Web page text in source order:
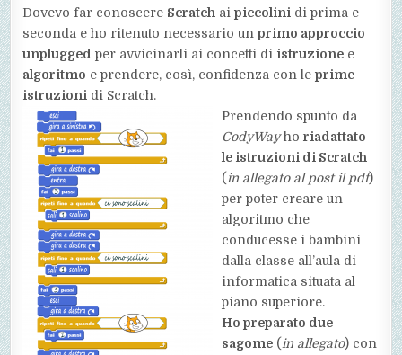
Dovevo far conoscere Scratch aipiccolini di prima e
seconda e ho ritenuto necessario unprimo approccio
unplugged per avvicinarli ai concetti di istruzione e
algoritmo e prendere, così, confidenza con leprime
istruzioni di Scratch.
Prendendo spunto da
CodyWayhoriadattato
le istruzioni di Scratch
( in allegato al post il pdf)
per poter creare un
algoritmo che
conducesse i bambini
dalla classe all’aula di
informatica situata al
piano superiore.
Ho preparato due
sagome ( in allegato) con